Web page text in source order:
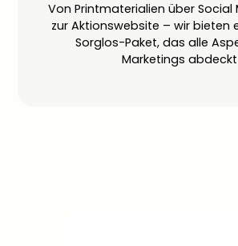
Von Printmaterialien über Social
zur Aktionswebsite – wir bieten
Sorglos-Paket, das alle
Marketings abdeckt